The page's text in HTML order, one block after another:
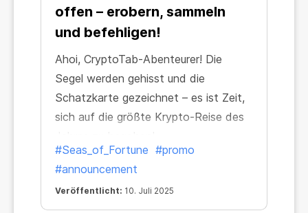
offen – erobern, sammeln
und befehligen!
Ahoi, CryptoTab-Abenteurer! Die
Segel werden gehisst und die
Schatzkarte gezeichnet – es ist Zeit,
sich auf die größte Krypto-Reise des
#Seas_of_Fortune #promo
#announcement
Veröffentlicht: 10. Juli 2025